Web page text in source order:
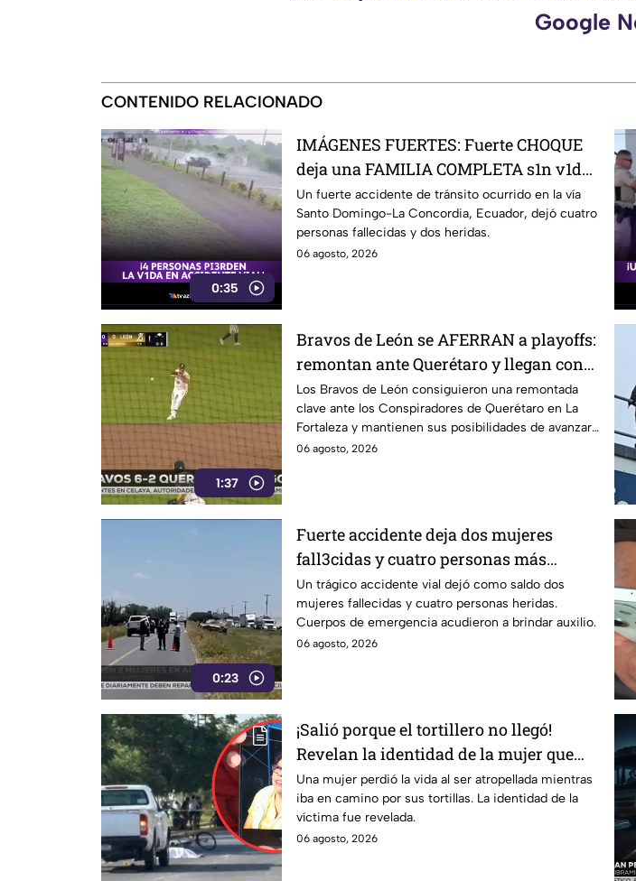
Google
CONTENIDO RELACIONADO
0:35
IMÁGENES FUERTES: Fuerte CHOQUE
deja una FAMILIA COMPLETA s1n v1da;
camioneta impactó contra camión
Un fuerte accidente de tránsito ocurrido en la vía
Santo Domingo-La Concordia, Ecuador, dejó cuatro
personas fallecidas y dos heridas.
06 agosto, 2026
1:37
Bravos de León se AFERRAN a playoffs:
remontan ante Querétaro y llegan con
vida al último juego de la temporada
Los Bravos de León consiguieron una remontada
clave ante los Conspiradores de Querétaro en La
Fortaleza y mantienen sus posibilidades de avanzar
a playoffs.
06 agosto, 2026
0:23
Fuerte accidente deja dos mujeres
fall3cidas y cuatro personas más
heridas
Un trágico accidente vial dejó como saldo dos
mujeres fallecidas y cuatro personas heridas.
Cuerpos de emergencia acudieron a brindar auxilio.
06 agosto, 2026
¡Salió porque el tortillero no llegó!
Revelan la identidad de la mujer que
mur1o atropell4da en el bulevar “Las
Torres” en Purísima del Rincón
Una mujer perdió la vida al ser atropellada mientras
iba en camino por sus tortillas. La identidad de la
víctima fue revelada.
06 agosto, 2026